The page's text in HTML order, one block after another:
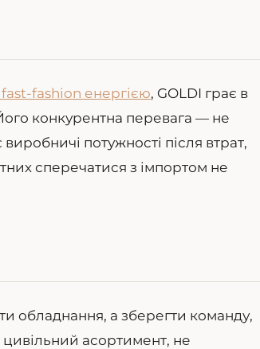
fast-fashion енергією, GOLDI грає в
конкурентна перевага — не
потужності після втрат,
сперечатися з імпортом не
обладнання, а зберегти команду,
асортимент, не